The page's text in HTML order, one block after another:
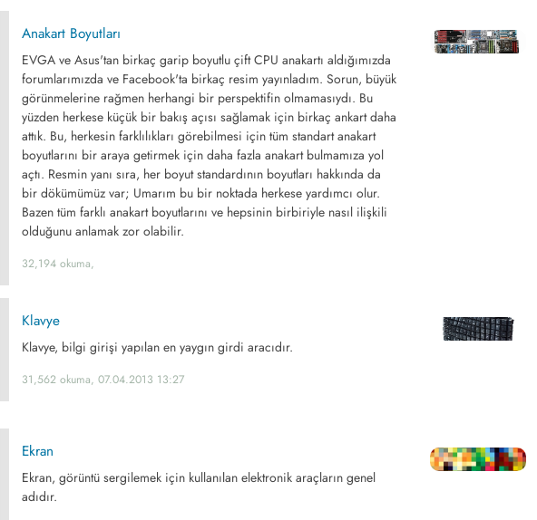
Anakart Boyutları
EVGA ve Asus'tan birkaç garip boyutlu çift CPU anakartı aldığımızda
forumlarımızda ve Facebook'ta birkaç resim yayınladım. Sorun, büyük
görünmelerine rağmen herhangi bir perspektifin olmamasıydı. Bu
yüzden herkese küçük bir bakış açısı sağlamak için birkaç ankart daha
attık. Bu, herkesin farklılıkları görebilmesi için tüm standart anakart
boyutlarını bir araya getirmek için daha fazla anakart bulmamıza yol
açtı. Resmin yanı sıra, her boyut standardının boyutları hakkında da
bir dökümümüz var; Umarım bu bir noktada herkese yardımcı olur.
Bazen tüm farklı anakart boyutlarını ve hepsinin birbiriyle nasıl ilişkili
olduğunu anlamak zor olabilir.
32,194 okuma,
Klavye
Klavye, bilgi girişi yapılan en yaygın girdi aracıdır.
31,562 okuma, 07.04.2013 13:27
Ekran
Ekran, görüntü sergilemek için kullanılan elektronik araçların genel
adıdır.